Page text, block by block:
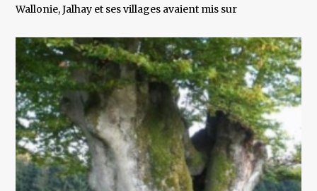
Wallonie, Jalhay et ses villages avaient mis sur